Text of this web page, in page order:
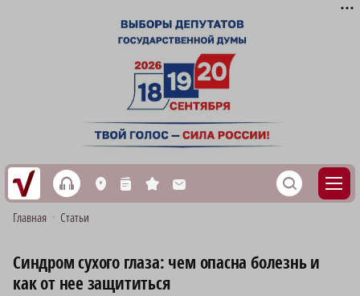
h L n s M S
Главная Статьи
Синдром сухого глаза: чем опасна болезнь и
как от нее защититься